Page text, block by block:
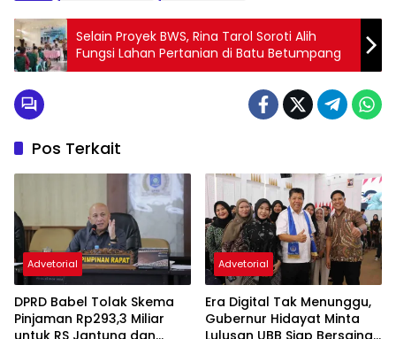
Selain Proyek BWS, Rina Tarol Soroti Alih
Fungsi Lahan Pertanian di Batu Betumpang
Pos Terkait
Advetorial
DPRD Babel Tolak Skema
Pinjaman Rp293,3 Miliar
Advetorial
Era Digital Tak Menunggu,
Gubernur Hidayat Minta